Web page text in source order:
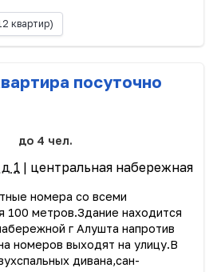
квартир)
посуточно
до 4 чел.
1 | центральная набережная
номера со всеми
100 метров.Здание находится
г Алушта напротив
номеров выходят на улицу.В
дивана,сан-